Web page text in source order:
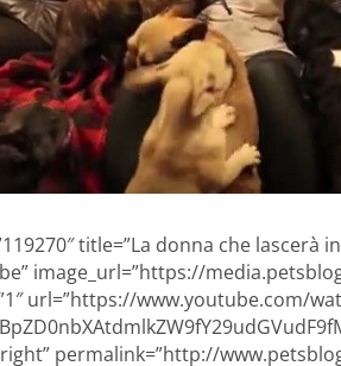
title=”La donna che lascerà
image_url=”https://
url=”https://www.youtube.com/
permalink=”http://